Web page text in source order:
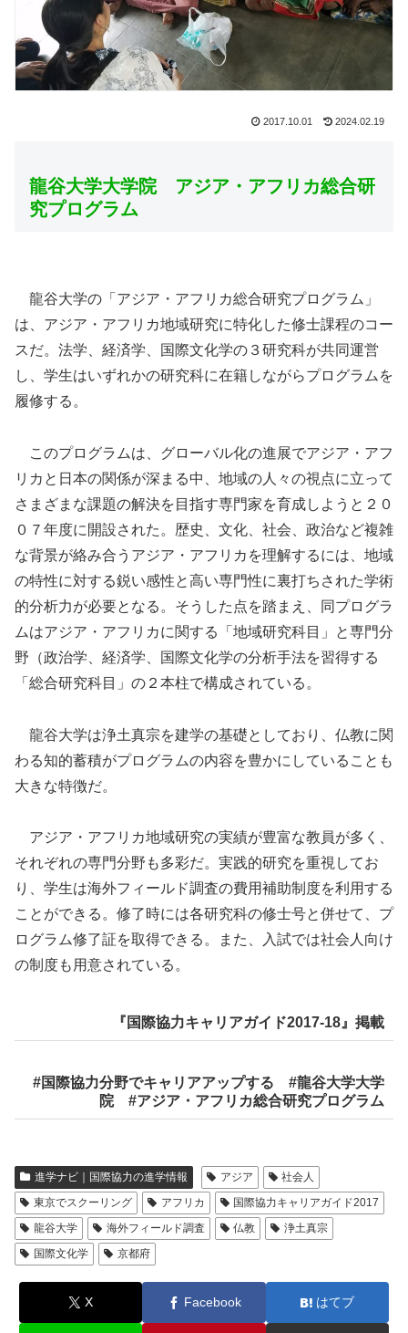
2017.10.01 2024.02.19
龍谷大学大学院 アジア・アフリカ総合研
究プログラム
龍谷大学の「アジア・アフリカ総合研究プログラム」
は、アジア・アフリカ地域研究に特化した修士課程のコー
スだ。法学、経済学、国際文化学の３研究科が共同運営
し、学生はいずれかの研究科に在籍しながらプログラムを
履修する。
このプログラムは、グローバル化の進展でアジア・アフ
リカと日本の関係が深まる中、地域の人々の視点に立って
さまざまな課題の解決を目指す専門家を育成しようと２０
０７年度に開設された。歴史、文化、社会、政治など複雑
な背景が絡み合うアジア・アフリカを理解するには、地域
の特性に対する鋭い感性と高い専門性に裏打ちされた学術
的分析力が必要となる。そうした点を踏まえ、同プログラ
ムはアジア・アフリカに関する「地域研究科目」と専門分
野（政治学、経済学、国際文化学の分析手法を習得する
「総合研究科目」の２本柱で構成されている。
龍谷大学は浄土真宗を建学の基礎としており、仏教に関
わる知的蓄積がプログラムの内容を豊かにしていることも
大きな特徴だ。
アジア・アフリカ地域研究の実績が豊富な教員が多く、
それぞれの専門分野も多彩だ。実践的研究を重視してお
り、学生は海外フィールド調査の費用補助制度を利用する
ことができる。修了時には各研究科の修士号と併せて、プ
ログラム修了証を取得できる。また、入試では社会人向け
の制度も用意されている。
『国際協力キャリアガイド2017-18』掲載
#国際協力分野でキャリアアップする #龍谷大学大学
院 #アジア・アフリカ総合研究プログラム
進学ナビ｜国際協力の進学情報 アジア
社会人
東京でスクーリング
アフリカ
国際協力キャリアガイド2017
龍谷大学
海外フィールド調査 仏教
浄土真宗
国際文化学
京都府
X Facebook はてブ